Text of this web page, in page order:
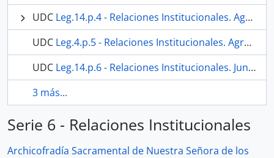
UDC Leg.14.p.4 - Relaciones Institucionales. Agrupación de Cofradías
UDC Leg.4.p.5 - Relaciones Institucionales. Agrupación de Cofradías. Revista La Saeta
UDC Leg.14.p.6 - Relaciones Institucionales. Junta de Andalucía.
3 más...
Serie 6 - Relaciones Institucionales
Archicofradía Sacramental de Nuestra Señora de los